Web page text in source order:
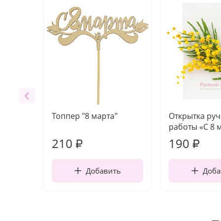
Топпер "8 марта"
210 ₽
Добавить
Открытка
работы «С 8
190 ₽